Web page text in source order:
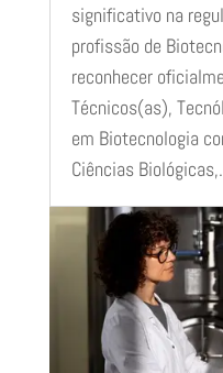
significativo na
profissão de
reconhecer
Técnicos(as),
em Biotecnologia
Ciências